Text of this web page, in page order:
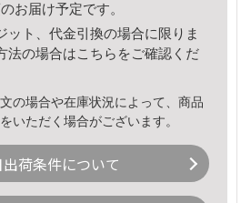
お届け予定です。
ット、代金引換の場合に限りま
法の場合はこちら をご確認くだ
の場合や在庫状況によって、商品
いただく場合がございます。
荷条件について